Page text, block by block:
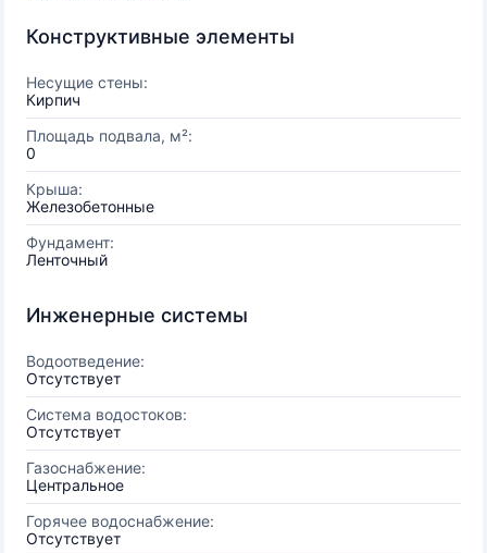
Конструктивные элементы
Несущие стены:
Кирпич
Площадь подвала, м²:
0
Крыша:
Железобетонные
Фундамент:
Ленточный
Инженерные системы
Водоотведение:
Отсутствует
Система водостоков:
Отсутствует
Газоснабжение:
Центральное
Горячее водоснабжение:
Отсутствует